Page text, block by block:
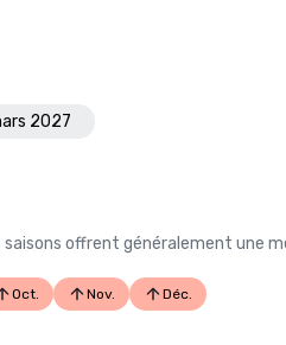
2027
offrent généralement une
Oct. Nov. Déc.